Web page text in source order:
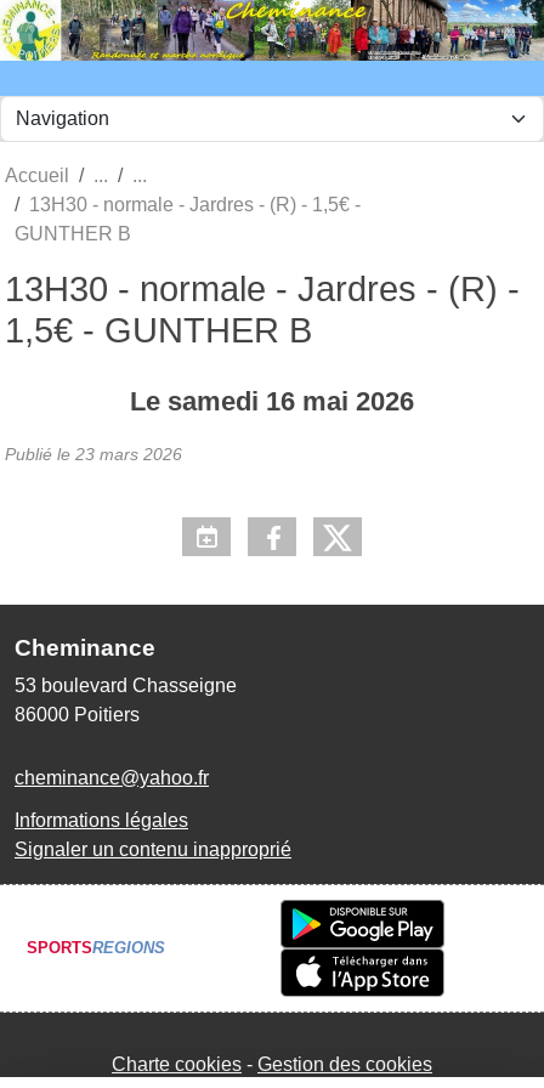
Accueil
13H30 - normale - Jardres - (R) - 1,5€ -
GUNTHER B
13H30 - normale - Jardres - (R) -
1,5€ - GUNTHER B
Le samedi 16 mai 2026
Publié le 23 mars 2026
Cheminance
53 boulevard Chasseigne
86000 Poitiers
cheminance@yahoo.fr
Informations légales
Signaler un contenu inapproprié
SPORTSREGIONS
Charte cookies Gestion des cookies
Panneau de gestion des cookies